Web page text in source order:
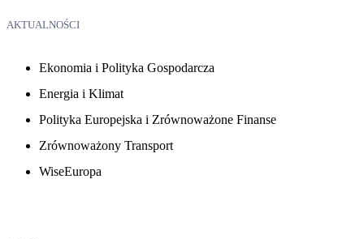
AKTUALNOŚCI
Ekonomia i Polityka Gospodarcza
Energia i Klimat
Polityka Europejska i Zrównoważone Finanse
Zrównoważony Transport
WiseEuropa